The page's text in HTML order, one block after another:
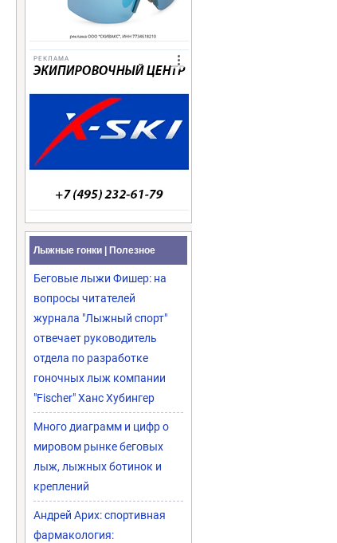
РЕКЛАМА
Лыжные гонки | Полезное
Беговые лыжи Фишер: на
вопросы читателей
журнала "Лыжный спорт"
отвечает руководитель
отдела по разработке
гоночных лыж компании
"Fischer" Ханс Хубингер
Много диаграмм и цифр о
мировом рынке беговых
лыж, лыжных ботинок и
креплений
Андрей Арих: спортивная
фармакология: